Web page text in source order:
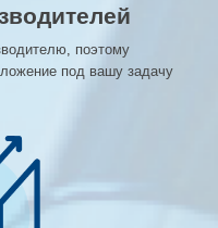
поэтому
под вашу задачу